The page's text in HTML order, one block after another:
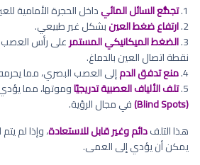
1. تجمُّع السائل المائيداخل الحجرة الأمامية
2. ارتفاع ضغط العينبشكل غير طبيعي.
3. الضغط الميكانيكي المستمرعلى رأس العصب
نقطة اتصال العين بالدماغ.
4. منع تدفق الدمإلى العصب البصري، مما
5. تلف الألياف العصبية تدريجيًاوموتها، مما
(Blind Spots)
في مجال الرؤية.
هذا التلفدائم وغير قابل للاستعادة، وإذا لم
يمكن أن يؤدي إلى العمى.